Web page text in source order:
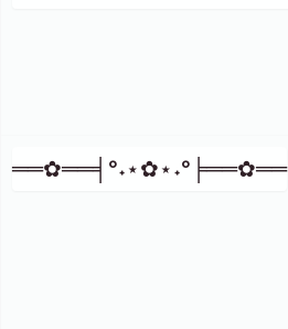
══✿══╡°˖⋆✿⋆˖°╞══✿══